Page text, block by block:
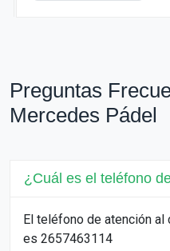
Preguntas
Mercedes Pádel
¿Cuál es el teléfono
El teléfono de atención
es 2657463114